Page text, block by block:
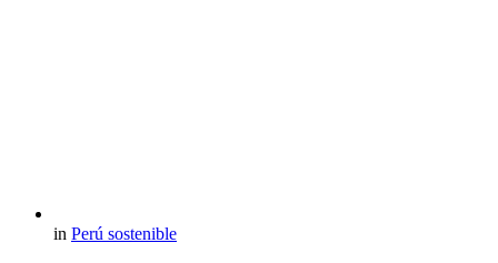
in Perú sostenible